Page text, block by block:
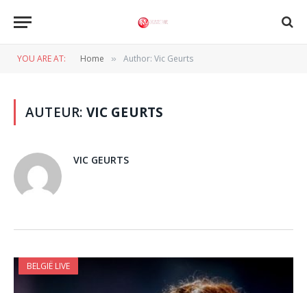
YOU ARE AT: Home » Author: Vic Geurts
AUTEUR: VIC GEURTS
VIC GEURTS
BELGIË LIVE